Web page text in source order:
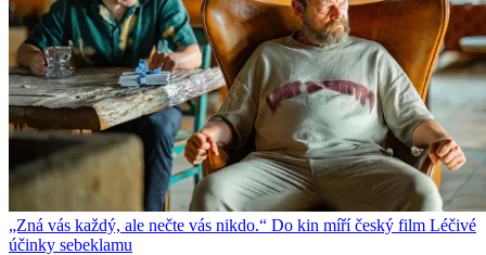
„Zná vás každý, ale nečte vás nikdo.“ Do kin míří český film Léčivé
účinky sebeklamu